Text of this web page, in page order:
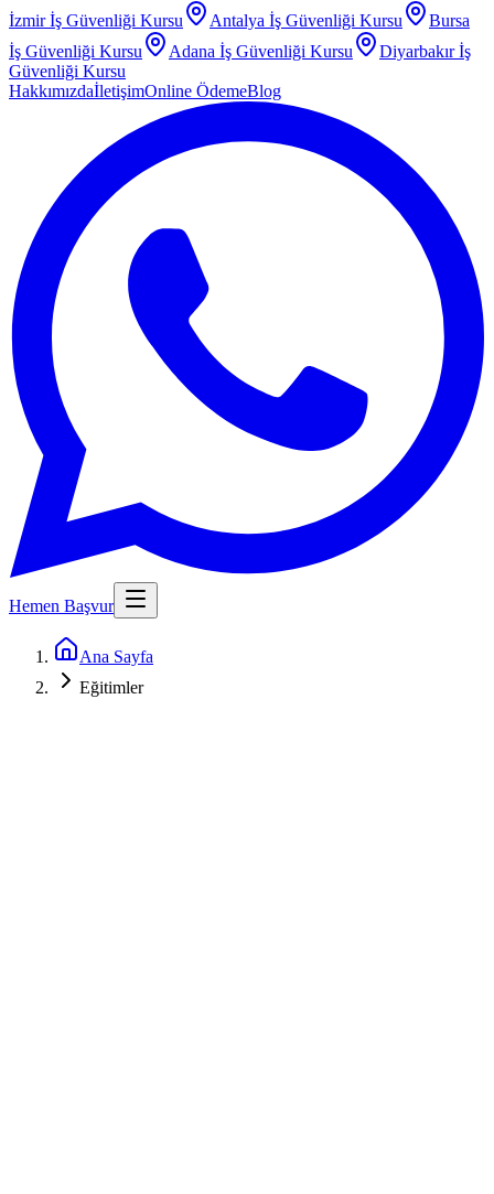
İzmirİş Güvenliği Kursu Antalya İş Güvenliği Kursu
Bursa
İş Güvenliği Kursu
Adana İş Güvenliği Kursu Diyarbakırİş
Güvenliği Kursu
HakkımızdaİletişimOnline ÖdemeBlog
Hemen Başvur
Ana Sayfa
Eğitimler